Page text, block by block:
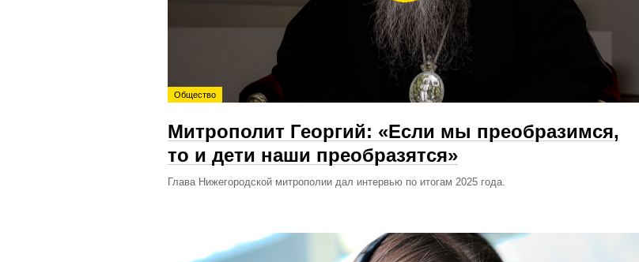
Общество
Митрополит Георгий: «Если мы преобразимся,
то и дети наши преобразятся»
Глава Нижегородской митрополии дал интервью по итогам 2025 года.